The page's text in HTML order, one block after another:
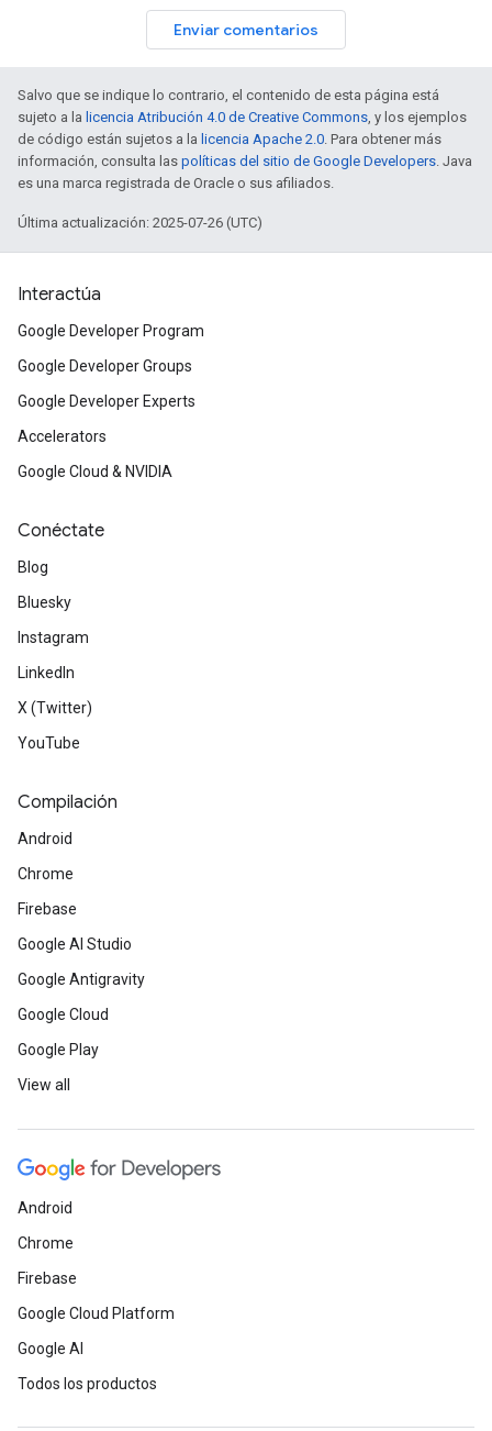
Enviar comentarios
Salvo que se indique lo contrario, el contenido de esta página está
sujeto a la licencia Atribución 4.0 de Creative Commons, y los ejemplos
de código están sujetos a la licencia Apache 2.0. Para obtener más
información, consulta las políticas del sitio de Google Developers. Java
es una marca registrada de Oracle o sus afiliados.
Última actualización: 2025-07-26 (UTC)
Interactúa
Google Developer Program
Google Developer Groups
Google Developer Experts
Accelerators
Google Cloud & NVIDIA
Conéctate
Blog
Bluesky
Instagram
LinkedIn
X (Twitter)
YouTube
Compilación
Android
Chrome
Firebase
Google AI Studio
Google Antigravity
Google Cloud
Google Play
View all
Android
Chrome
Firebase
Google Cloud Platform
Google AI
Todos los productos